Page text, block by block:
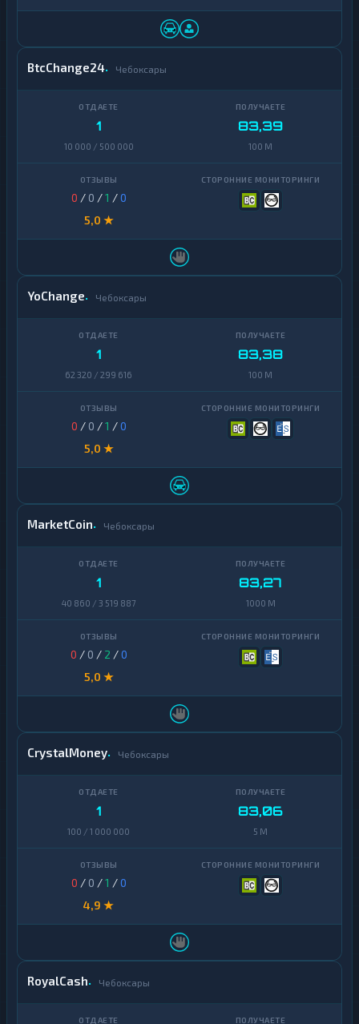
BtcChange24 Чебоксары
1
10 000 / 500 000
83,39
100 M
0 / 0 /1 /0
5,0 ★
YoChange Чебоксары
1
62 320 / 299 616
83,38
100 M
0 / 0 /1 /0
5,0 ★
MarketCoin Чебоксары
1
40 860 / 3 519 887
83,27
1000 M
0 / 0 / 2 /0
5,0 ★
CrystalMoney Чебоксары
1
100 / 1 000 000
83,06
5 M
0 / 0 /1 /0
4,9 ★
RoyalCash Чебоксары